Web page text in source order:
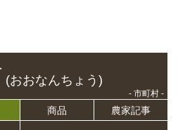
(おおなんちょう)
- 市町村 -
商品
農家記事